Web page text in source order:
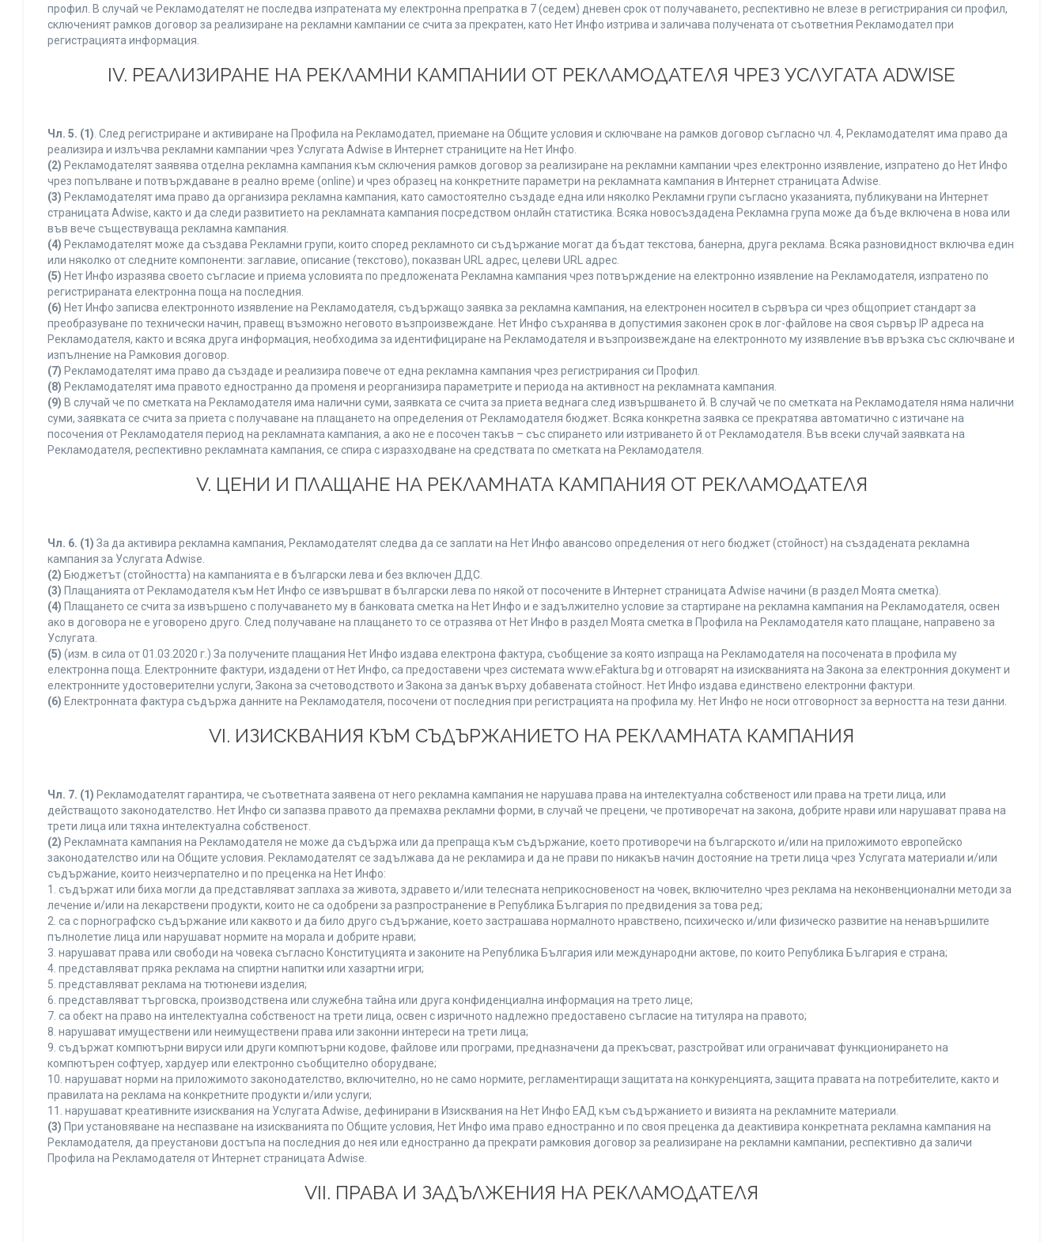
профил. В случай че Рекламодателят не последва изпратената му електронна препратка в 7 (седем) дневен срок от получаването, респективно не влезе в регистрирания си профил,
сключеният рамков договор за реализиране на рекламни кампании се счита за прекратен, като Нет Инфо изтрива и заличава получената от съответния Рекламодател при
регистрацията информация.
IV. РЕАЛИЗИРАНЕ НА РЕКЛАМНИ КАМПАНИИ ОТ РЕКЛАМОДАТЕЛЯ ЧРЕЗ УСЛУГАТА ADWISE
Чл. 5. (1) . След регистриране и активиране на Профила на Рекламодател, приемане на Общите условия и сключване на рамков договор съгласно чл. 4, Рекламодателят има право да
реализира и излъчва рекламни кампании чрез Услугата Adwise в Интернет страниците на Нет Инфо.
(2) Рекламодателят заявява отделна рекламна кампания към сключения рамков договор за реализиране на рекламни кампании чрез електронно изявление, изпратено до Нет Инфо
чрез попълване и потвърждаване в реално време (online) и чрез образец на конкретните параметри на рекламната кампания в Интернет страницата Adwise.
(3) Рекламодателят има право да организира рекламна кампания, като самостоятелно създаде една или няколко Рекламни групи съгласно указанията, публикувани на Интернет
страницата Adwise, както и да следи развитието на рекламната кампания посредством онлайн статистика. Всяка новосъздадена Рекламна група може да бъде включена в нова или
във вече съществуваща рекламна кампания.
(4) Рекламодателят може да създава Рекламни групи, които според рекламното си съдържание могат да бъдат текстова, банерна, друга реклама. Всяка разновидност включва един
или няколко от следните компоненти: заглавие, описание (текстово), показван URL адрес, целеви URL адрес.
(5) Нет Инфо изразява своето съгласие и приема условията по предложената Рекламна кампания чрез потвърждение на електронно изявление на Рекламодателя, изпратено по
регистрираната електронна поща на последния.
(6) Нет Инфо записва електронното изявление на Рекламодателя, съдържащо заявка за рекламна кампания, на електронен носител в сървъра си чрез общоприет стандарт за
преобразуване по технически начин, правещ възможно неговото възпроизвеждане. Нет Инфо съхранява в допустимия законен срок в лог-файлове на своя сървър IP адреса на
Рекламодателя, както и всяка друга информация, необходима за идентифициране на Рекламодателя и възпроизвеждане на електронното му изявление във връзка със сключване и
изпълнение на Рамковия договор.
(7) Рекламодателят има право да създаде и реализира повече от една рекламна кампания чрез регистрирания си Профил.
(8) Рекламодателят има правото едностранно да променя и реорганизира параметрите и периода на активност на рекламната кампания.
(9) В случай че по сметката на Рекламодателя има налични суми, заявката се счита за приета веднага след извършването й. В случай че по сметката на Рекламодателя няма налични
суми, заявката се счита за приета с получаване на плащането на определения от Рекламодателя бюджет. Всяка конкретна заявка се прекратява автоматично с изтичане на
посочения от Рекламодателя период на рекламната кампания, а ако не е посочен такъв – със спирането или изтриването й от Рекламодателя. Във всеки случай заявката на
Рекламодателя, респективно рекламната кампания, се спира с изразходване на средствата по сметката на Рекламодателя.
V. ЦЕНИ И ПЛАЩАНЕ НА РЕКЛАМНАТА КАМПАНИЯ ОТ РЕКЛАМОДАТЕЛЯ
Чл. 6. (1) За да активира рекламна кампания, Рекламодателят следва да се заплати на Нет Инфо авансово определения от него бюджет (стойност) на създадената рекламна
кампания за Услугата Adwise.
(2) Бюджетът (стойността) на кампанията е в български лева и без включен ДДС.
(3) Плащанията от Рекламодателя към Нет Инфо се извършват в български лева по някой от посочените в Интернет страницата Adwise начини (в раздел Моята сметка).
(4) Плащането се счита за извършено с получаването му в банковата сметка на Нет Инфо и е задължително условие за стартиране на рекламна кампания на Рекламодателя, освен
ако в договора не е уговорено друго. След получаване на плащането то се отразява от Нет Инфо в раздел Моята сметка в Профила на Рекламодателя като плащане, направено за
Услугата.
(5) (изм. в сила от 01.03.2020 г.) За получените плащания Нет Инфо издава електрона фактура, съобщение за която изпраща на Рекламодателя на посочената в профила му
електронна поща. Електронните фактури, издадени от Нет Инфо, са предоставени чрез системата www.eFaktura.bg и отговарят на изискванията на Закона за електронния документ и
електронните удостоверителни услуги, Закона за счетоводството и Закона за данък върху добавената стойност. Нет Инфо издава единствено електронни фактури.
(6) Електронната фактура съдържа данните на Рекламодателя, посочени от последния при регистрацията на профила му. Нет Инфо не носи отговорност за верността на тези данни.
VI. ИЗИСКВАНИЯ КЪМ СЪДЪРЖАНИЕТО НА РЕКЛАМНАТА КАМПАНИЯ
Чл. 7. (1) Рекламодателят гарантира, че съответната заявена от него рекламна кампания не нарушава права на интелектуална собственост или права на трети лица, или
действащото законодателство. Нет Инфо си запазва правото да премахва рекламни форми, в случай че прецени, че противоречат на закона, добрите нрави или нарушават права на
трети лица или тяхна интелектуална собственост.
(2) Рекламната кампания на Рекламодателя не може да съдържа или да препраща към съдържание, което противоречи на българското и/или на приложимото европейско
законодателство или на Общите условия. Рекламодателят се задължава да не рекламира и да не прави по никакъв начин достояние на трети лица чрез Услугата материали и/или
съдържание, които неизчерпателно и по преценка на Нет Инфо:
1. съдържат или биха могли да представляват заплаха за живота, здравето и/или телесната неприкосновеност на човек, включително чрез реклама на неконвенционални методи за
лечение и/или на лекарствени продукти, които не са одобрени за разпространение в Република България по предвидения за това ред;
2. са с порнографско съдържание или каквото и да било друго съдържание, което застрашава нормалното нравствено, психическо и/или физическо развитие на ненавършилите
пълнолетие лица или нарушават нормите на морала и добрите нрави;
3. нарушават права или свободи на човека съгласно Конституцията и законите на Република България или международни актове, по които Република България е страна;
4. представляват пряка реклама на спиртни напитки или хазартни игри;
5. представляват реклама на тютюневи изделия;
6. представляват търговска, производствена или служебна тайна или друга конфиденциална информация на трето лице;
7. са обект на право на интелектуална собственост на трети лица, освен с изричното надлежно предоставено съгласие на титуляра на правото;
8. нарушават имуществени или неимуществени права или законни интереси на трети лица;
9. съдържат компютърни вируси или други компютърни кодове, файлове или програми, предназначени да прекъсват, разстройват или ограничават функционирането на
компютърен софтуер, хардуер или електронно съобщително оборудване;
10. нарушават норми на приложимото законодателство, включително, но не само нормите, регламентиращи защитата на конкуренцията, защита правата на потребителите, както и
правилата на реклама на конкретните продукти и/или услуги;
11. нарушават креативните изисквания на Услугата Adwise, дефинирани в Изисквания на Нет Инфо ЕАД към съдържанието и визията на рекламните материали.
(3) При установяване на неспазване на изискванията по Общите условия, Нет Инфо има право едностранно и по своя преценка да деактивира конкретната рекламна кампания на
Рекламодателя, да преустанови достъпа на последния до нея или едностранно да прекрати рамковия договор за реализиране на рекламни кампании, респективно да заличи
Профила на Рекламодателя от Интернет страницата Adwise.
VII. ПРАВА И ЗАДЪЛЖЕНИЯ НА РЕКЛАМОДАТЕЛЯ